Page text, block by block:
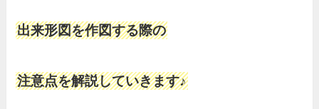
出来形図を作図する際の
注意点を解説していきます♪